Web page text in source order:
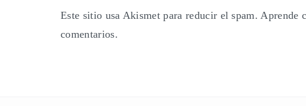
Este sitio usa Akismet para reducir el spam.Aprende
comentarios.